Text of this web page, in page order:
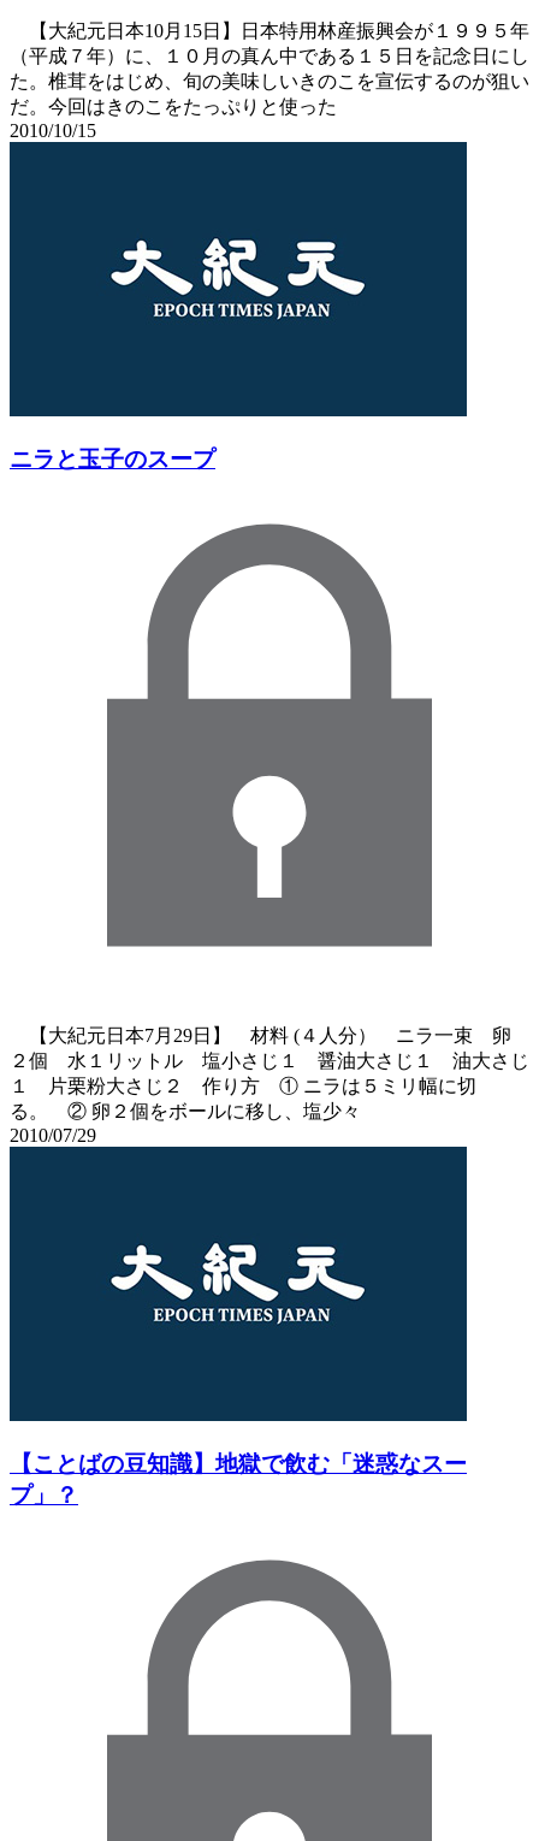
【大紀元日本10月15日】日本特用林産振興会が１９９５年
（平成７年）に、１０月の真ん中である１５日を記念日にし
た。椎茸をはじめ、旬の美味しいきのこを宣伝するのが狙い
だ。今回はきのこをたっぷりと使った
2010/10/15
ニラと玉子のスープ
【大紀元日本7月29日】 材料 (４人分） ニラ一束 卵
２個 水１リットル 塩小さじ１ 醤油大さじ１ 油大さじ
１ 片栗粉大さじ２ 作り方 ① ニラは５ミリ幅に切
る。 ② 卵２個をボールに移し、塩少々
2010/07/29
【ことばの豆知識】地獄で飲む「迷惑なスー
プ」？